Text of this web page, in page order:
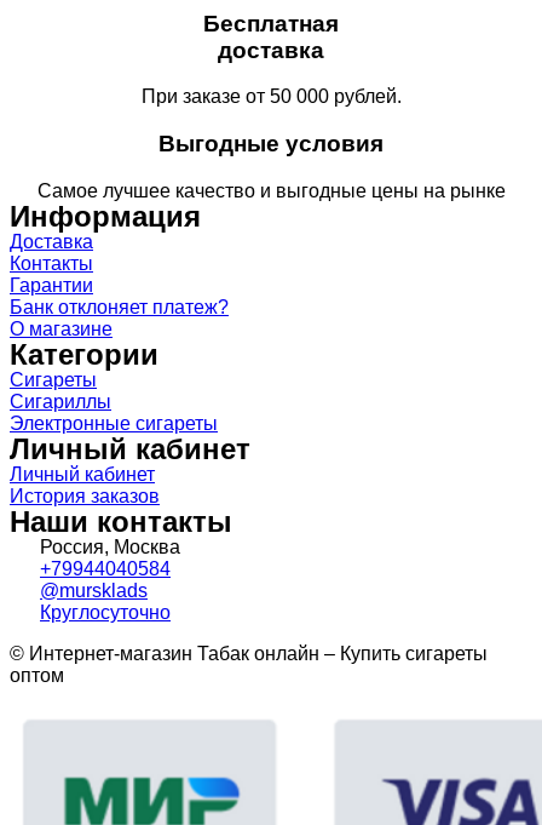
Бесплатная
доставка
При заказе от 50 000 рублей.
Выгодные условия
Самое лучшее качество и выгодные цены на рынке
Информация
Доставка
Контакты
Гарантии
Банк отклоняет платеж?
О магазине
Категории
Сигареты
Сигариллы
Электронные сигареты
Личный кабинет
Личный кабинет
История заказов
Наши контакты
Россия, Москва
+79944040584
@mursklads
Круглосуточно
© Интернет-магазин Табак онлайн – Купить сигареты
оптом